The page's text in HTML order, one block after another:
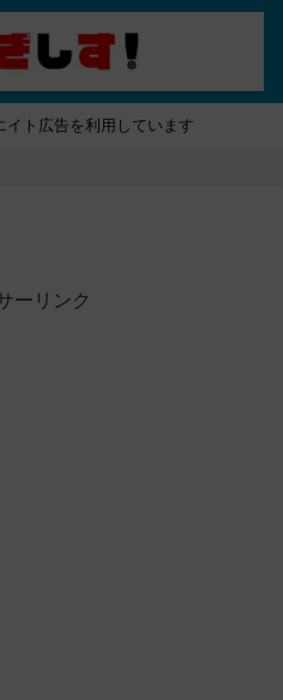
イト広告を利用しています
ーリンク